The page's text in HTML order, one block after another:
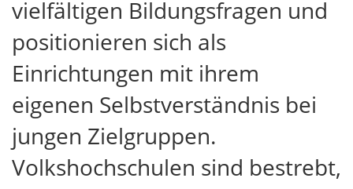
vielfältigen Bildungsfragen und
positionieren sich als
Einrichtungen mit ihrem
eigenen Selbstverständnis bei
jungen Zielgruppen.
Volkshochschulen sind bestrebt,